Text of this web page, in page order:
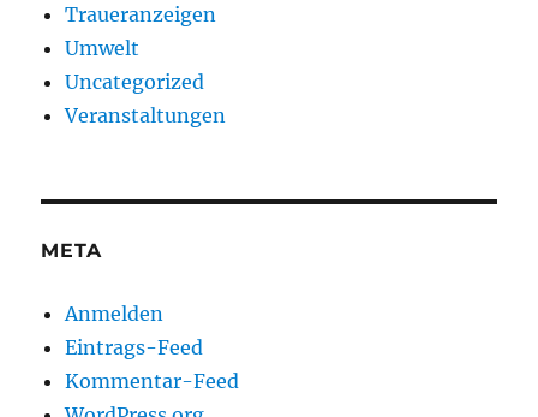
Traueranzeigen
Umwelt
Uncategorized
Veranstaltungen
META
Anmelden
Eintrags-Feed
Kommentar-Feed